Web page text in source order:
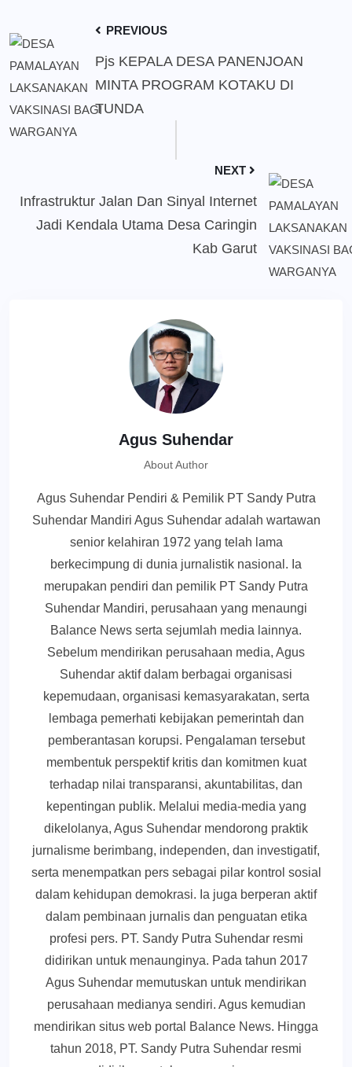
PREVIOUS
Pjs KEPALA DESA PANENJOAN
MINTA PROGRAM KOTAKU DI
TUNDA
NEXT
Infrastruktur Jalan Dan Sinyal Internet
Jadi Kendala Utama Desa Caringin
Kab Garut
Agus Suhendar
About Author
Agus Suhendar Pendiri & Pemilik PT Sandy Putra
Suhendar Mandiri Agus Suhendar adalah wartawan
senior kelahiran 1972 yang telah lama
berkecimpung di dunia jurnalistik nasional. Ia
merupakan pendiri dan pemilik PT Sandy Putra
Suhendar Mandiri, perusahaan yang menaungi
Balance News serta sejumlah media lainnya.
Sebelum mendirikan perusahaan media, Agus
Suhendar aktif dalam berbagai organisasi
kepemudaan, organisasi kemasyarakatan, serta
lembaga pemerhati kebijakan pemerintah dan
pemberantasan korupsi. Pengalaman tersebut
membentuk perspektif kritis dan komitmen kuat
terhadap nilai transparansi, akuntabilitas, dan
kepentingan publik. Melalui media-media yang
dikelolanya, Agus Suhendar mendorong praktik
jurnalisme berimbang, independen, dan investigatif,
serta menempatkan pers sebagai pilar kontrol sosial
dalam kehidupan demokrasi. Ia juga berperan aktif
dalam pembinaan jurnalis dan penguatan etika
profesi pers. PT. Sandy Putra Suhendar resmi
didirikan untuk menaunginya. Pada tahun 2017
Agus Suhendar memutuskan untuk mendirikan
perusahaan medianya sendiri. Agus kemudian
mendirikan situs web portal Balance News. Hingga
tahun 2018, PT. Sandy Putra Suhendar resmi